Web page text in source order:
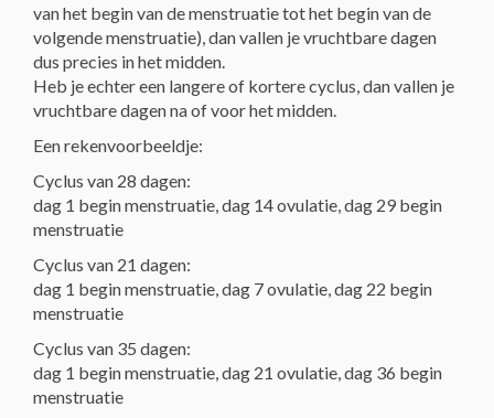
van het begin van de menstruatie tot het begin van de
volgende menstruatie), dan vallen je vruchtbare dagen
dus precies in het midden.
Heb je echter een langere of kortere cyclus, dan vallen je
vruchtbare dagen na of voor het midden.
Een rekenvoorbeeldje:
Cyclus van 28 dagen:
dag 1 begin menstruatie, dag 14 ovulatie, dag 29 begin
menstruatie
Cyclus van 21 dagen:
dag 1 begin menstruatie, dag 7 ovulatie, dag 22 begin
menstruatie
Cyclus van 35 dagen:
dag 1 begin menstruatie, dag 21 ovulatie, dag 36 begin
menstruatie